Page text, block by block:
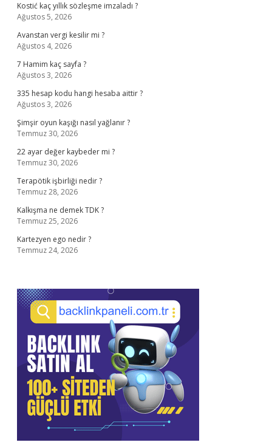
Kostić kaç yıllık sözleşme imzaladı ?
Ağustos 5, 2026
Avanstan vergi kesilir mi ?
Ağustos 4, 2026
7 Hamim kaç sayfa ?
Ağustos 3, 2026
335 hesap kodu hangi hesaba aittir ?
Ağustos 3, 2026
Şimşir oyun kaşığı nasıl yağlanır ?
Temmuz 30, 2026
22 ayar değer kaybeder mi ?
Temmuz 30, 2026
Terapötik işbirliği nedir ?
Temmuz 28, 2026
Kalkışma ne demek TDK ?
Temmuz 25, 2026
Kartezyen ego nedir ?
Temmuz 24, 2026